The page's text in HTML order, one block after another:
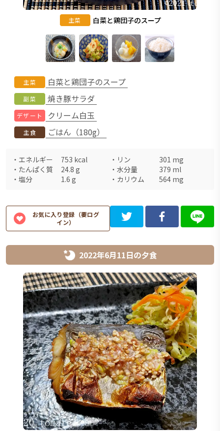
主菜 白菜と鶏団子のスープ
主菜 白菜と鶏団子のスープ
副菜 焼き豚サラダ
デザート クリーム白玉
主食 ごはん（180g）
・ エネルギー 753 kcal ・ リン 301 mg
・ たんぱく質 24.8 g ・ 水分量 379 ml
・ 塩分 1.6 g ・ カリウム 564 mg
お気に入り登録（要ログ
イン）
2022年6月11日の夕食